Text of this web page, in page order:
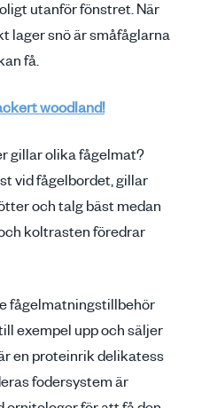
utanför fönstret. När
lager snö är småfåglarna
få.
woodland!
gillar olika fågelmat?
vid fågelbordet, gillar
och talg bäst medan
koltrasten föredrar
fågelmatningstillbehör
exempel upp och säljer
en proteinrik delikatess
fodersystem är